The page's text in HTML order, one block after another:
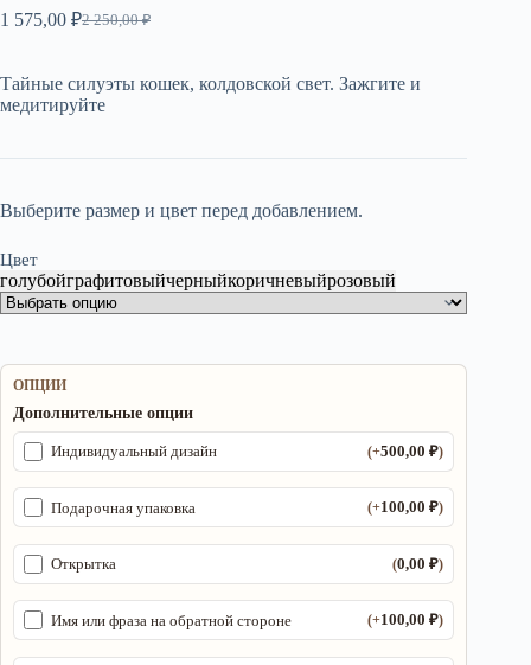
2 250,00₽
Первоначальная
2
250,00 ₽.
1 575,00 ₽
Текущая
575,00 ₽.
Тайные силуэты кошек, колдовской свет. Зажгите и
медитируйте
Выберите размер и цвет перед добавлением.
Цвет
голубойграфитовыйчерныйкоричневыйрозовый
ОПЦИИ
Дополнительные опции
Индивидуальный дизайн (+500,00₽)
Подарочная упаковка (+100,00₽)
Открытка (0,00₽)
Имя или фраза на обратной стороне (+100,00₽)